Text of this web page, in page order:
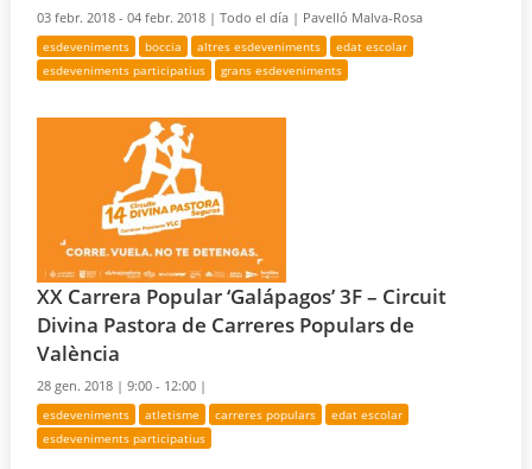
03 febr. 2018 - 04 febr. 2018 |Todo el día | Pavelló Malva-Rosa
esdeveniments boccia altres esdeveniments
edat escolar
esdeveniments participatius
grans esdeveniments
XX Carrera Popular ‘Galápagos’ 3F – Circuit
Divina Pastora de Carreres Populars de
València
28 gen. 2018 |9:00 - 12:00 |
esdeveniments atletisme carreres populars
edat escolar
esdeveniments participatius